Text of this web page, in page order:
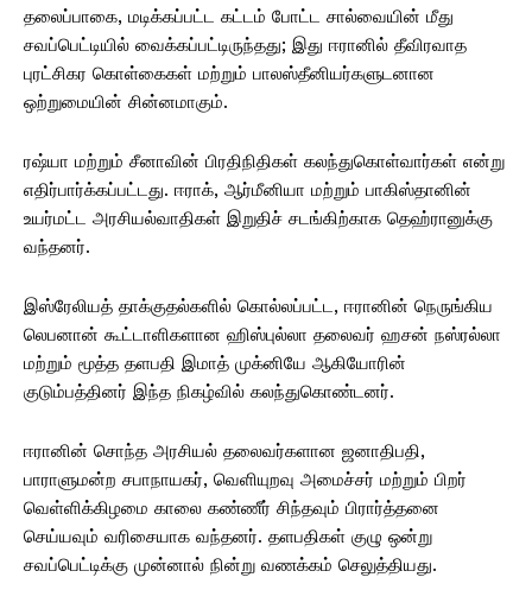
தலைப்பாகை, மடிக்கப்பட்ட கட்டம் போட்ட சால்வையின் மீது
சவப்பெட்டியில் வைக்கப்பட்டிருந்தது; இது ஈரானில் தீவிரவாத
புரட்சிகர கொள்கைகள் மற்றும் பாலஸ்தீனியர்களுடனான
ஒற்றுமையின் சின்னமாகும்.
ரஷ்யா மற்றும் சீனாவின் பிரதிநிதிகள் கலந்துகொள்வார்கள் என்று
எதிர்பார்க்கப்பட்டது. ஈராக், ஆர்மீனியா மற்றும் பாகிஸ்தானின்
உயர்மட்ட அரசியல்வாதிகள் இறுதிச் சடங்கிற்காக தெஹ்ரானுக்கு
வந்தனர்.
இஸ்ரேலியத் தாக்குதல்களில் கொல்லப்பட்ட, ஈரானின் நெருங்கிய
லெபனான் கூட்டாளிகளான ஹிஸ்புல்லா தலைவர் ஹசன் நஸ்ரல்லா
மற்றும் மூத்த தளபதி இமாத் முக்னியே ஆகியோரின்
குடும்பத்தினர் இந்த நிகழ்வில் கலந்துகொண்டனர்.
ஈரானின் சொந்த அரசியல் தலைவர்களான ஜனாதிபதி,
பாராளுமன்ற சபாநாயகர், வெளியுறவு அமைச்சர் மற்றும் பிறர்
வெள்ளிக்கிழமை காலை கண்ணீர் சிந்தவும் பிரார்த்தனை
செய்யவும் வரிசையாக வந்தனர். தளபதிகள் குழு ஒன்று
சவப்பெட்டிக்கு முன்னால் நின்று வணக்கம் செலுத்தியது.